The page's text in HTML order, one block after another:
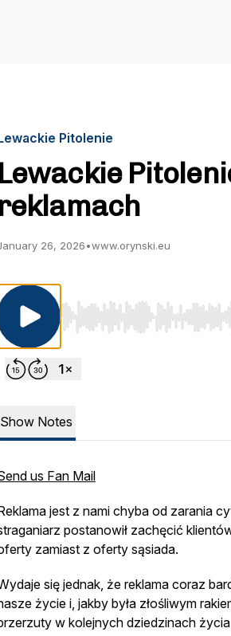
Pitolenie
Lewackie
reklamach
26, 2026•www.orynski.eu
Use Left/Right to seek,
Show Notes
us Fan Mail
jest z nami chyba od zarania
postanowił zachęcić
zamiast z oferty sąsiada.
się jednak, że reklama coraz
życie i, jakby była złośliwym
w kolejnych dziedzinach